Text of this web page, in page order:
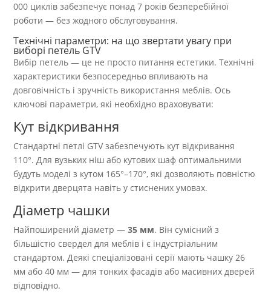
000 циклів забезпечує понад 7 років безперебійної
роботи — без жодного обслуговування.
Технічні параметри: на що звертати увагу при
виборі петель GTV
Вибір петель — це не просто питання естетики. Технічні
характеристики безпосередньо впливають на
довговічність і зручність використання меблів. Ось
ключові параметри, які необхідно враховувати:
Кут відкривання
Стандартні петлі GTV забезпечують кут відкривання
110°. Для вузьких ніш або кутових шаф оптимальними
будуть моделі з кутом 165°–170°, які дозволяють повністю
відкрити дверцята навіть у стиснених умовах.
Діаметр чашки
Найпоширений діаметр —35 мм. Він сумісний з
більшістю свердел для меблів і є індустріальним
стандартом. Деякі спеціалізовані серії мають чашку 26
мм або 40 мм — для тонких фасадів або масивних дверей
відповідно.